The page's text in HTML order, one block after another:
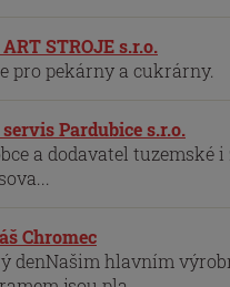
STROJE s.r.o.
pro pekárny a cukrárny.
Pardubice s.r.o.
a dodavatel tuzemské
Chromec
denNašim hlavním